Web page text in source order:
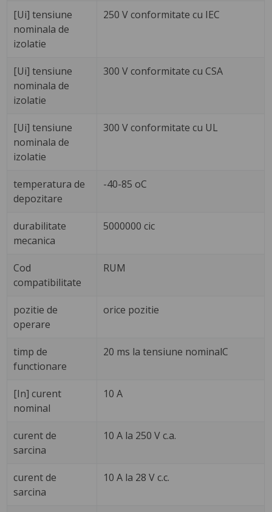
[Ui] tensiune
nominala de
izolatie
250 V conformitate cu IEC
[Ui] tensiune
nominala de
izolatie
300 V conformitate cu CSA
[Ui] tensiune
nominala de
izolatie
300 V conformitate cu UL
temperatura de
depozitare
-40-85 oC
durabilitate
mecanica
5000000 cic
Cod
compatibilitate
RUM
pozitie de
operare
orice pozitie
timp de
functionare
20 ms la tensiune nominalC
[In] curent
nominal
10 A
curent de
sarcina
10 A la 250 V c.a.
curent de
sarcina
10 A la 28 V c.c.